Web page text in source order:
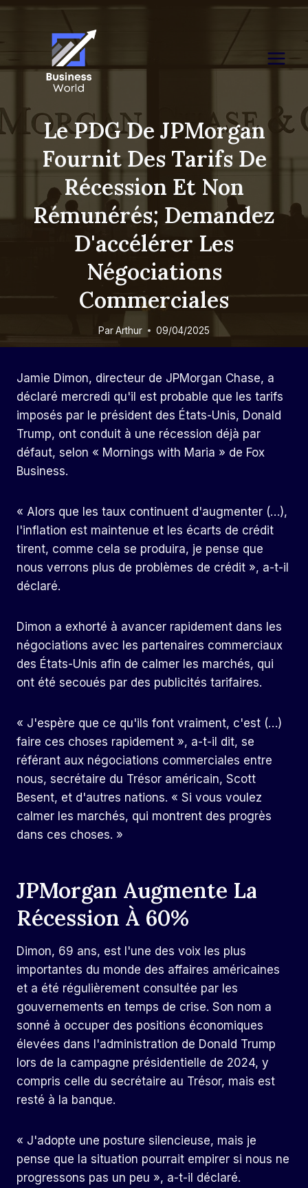
Skip
Le PDG De JPMorgan
Fournit Des Tarifs De
Récession Et Non
Rémunérés; Demandez
D'accélérer Les
Négociations
Commerciales
ParArthur 09/04/2025
Jamie Dimon, directeur de JPMorgan Chase, a
déclaré mercredi qu'il est probable que les tarifs
imposés par le président des États-Unis, Donald
Trump, ont conduit à une récession déjà par
défaut, selon « Mornings with Maria » de Fox
Business.
« Alors que les taux continuent d'augmenter (…),
l'inflation est maintenue et les écarts de crédit
tirent, comme cela se produira, je pense que
nous verrons plus de problèmes de crédit », a-t-il
déclaré.
Dimon a exhorté à avancer rapidement dans les
négociations avec les partenaires commerciaux
des États-Unis afin de calmer les marchés, qui
ont été secoués par des publicités tarifaires.
« J'espère que ce qu'ils font vraiment, c'est (…)
faire ces choses rapidement », a-t-il dit, se
référant aux négociations commerciales entre
nous, secrétaire du Trésor américain, Scott
Besent, et d'autres nations. « Si vous voulez
calmer les marchés, qui montrent des progrès
dans ces choses. »
JPMorgan Augmente La
Récession À 60%
Dimon, 69 ans, est l'une des voix les plus
importantes du monde des affaires américaines
et a été régulièrement consultée par les
gouvernements en temps de crise. Son nom a
sonné à occuper des positions économiques
élevées dans l'administration de Donald Trump
lors de la campagne présidentielle de 2024, y
compris celle du secrétaire au Trésor, mais est
resté à la banque.
« J'adopte une posture silencieuse, mais je
pense que la situation pourrait empirer si nous ne
progressons pas un peu », a-t-il déclaré.